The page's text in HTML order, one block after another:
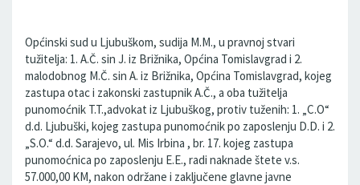
Općinski sud u Ljubuškom, sudija M.M., u pravnoj stvari
tužitelja: 1. A.Č. sin J. iz Brižnika, Općina Tomislavgrad i 2.
malodobnog M.Č. sin A. iz Brižnika, Općina Tomislavgrad, kojeg
zastupa otac i zakonski zastupnik A.Č., a oba tužitelja
punomoćnik T.T.,advokat iz Ljubuškog, protiv tuženih: 1. „C.O“
d.d. Ljubuški, kojeg zastupa punomoćnik po zaposlenju D.D. i 2.
„S.O.“ d.d. Sarajevo, ul. Mis Irbina , br. 17. kojeg zastupa
punomoćnica po zaposlenju E.E., radi naknade štete v.s.
57.000,00 KM, nakon održane i zaključene glavne javne